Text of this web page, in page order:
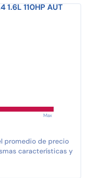
1.6L 110HP AUT
Max
promedio de precio
características y